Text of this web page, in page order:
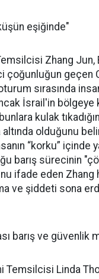
eşiğinde"
Zhang Jun,
çoğunluğun geçen
sırasında
İsrail'in bölgeye
kulak
olduğunu
“korku” içinde
barış sürecinin
ifade eden Zhang
ve şiddeti sona
barış ve güvenlik
Temsilcisi Linda